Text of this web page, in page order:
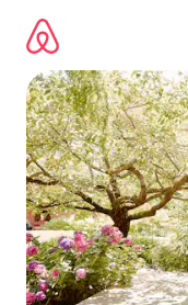
directement
contenu